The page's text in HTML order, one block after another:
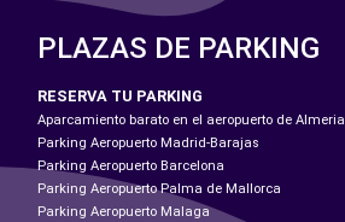
PLAZAS DE PARKING
RESERVA TU PARKING
Aparcamiento barato en el aeropuerto de Almeria
Parking Aeropuerto Madrid-Barajas
Parking Aeropuerto Barcelona
Parking Aeropuerto Palma de Mallorca
Parking Aeropuerto Malaga